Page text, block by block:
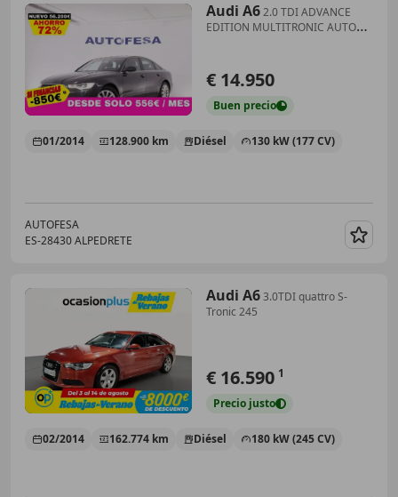
Audi A62.0 TDI ADVANCE
EDITION MULTITRONIC AUTO
€ 14.950
Buen precio
01/2014 128.900 km Diésel 130 kW (177 CV)
AUTOFESA
ES-28430 ALPEDRETE
Audi A63.0TDI quattro S-
Tronic 245
€ 16.590 1
Precio justo
02/2014 162.774 km Diésel 180 kW (245 CV)